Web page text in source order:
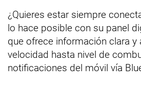
¿Quieres estar siempre
lo hace posible con su panel
que ofrece información clara y
velocidad hasta nivel de
notificaciones del móvil vía